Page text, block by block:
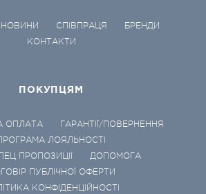
НОВИНИ СПІВПРАЦЯ
БРЕНДИ
КОНТАКТИ
ПОКУПЦЯМ
ОПЛАТА
ГАРАНТІЇ/ПОВЕРНЕННЯ
ЛОЯЛЬНОСТІ
ПРОПОЗИЦІЇ
ДОПОМОГА
ПУБЛІЧНОЇ ОФЕРТИ
КОНФІДЕНЦІЙНОСТІ